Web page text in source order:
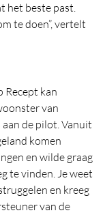
het beste past.
te doen”, vertelt
Recept kan
van
de pilot. Vanuit
komen
en wilde graag
te vinden. Je weet
en kreeg
van de